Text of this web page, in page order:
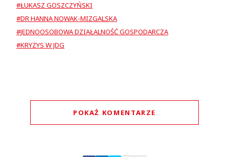
#ŁUKASZ GOSZCZYŃSKI
#DR HANNA NOWAK-MIZGALSKA
#JEDNOOSOBOWA DZIAŁALNOŚĆ GOSPODARCZA
#KRYZYS W JDG
POKAŻ KOMENTARZE